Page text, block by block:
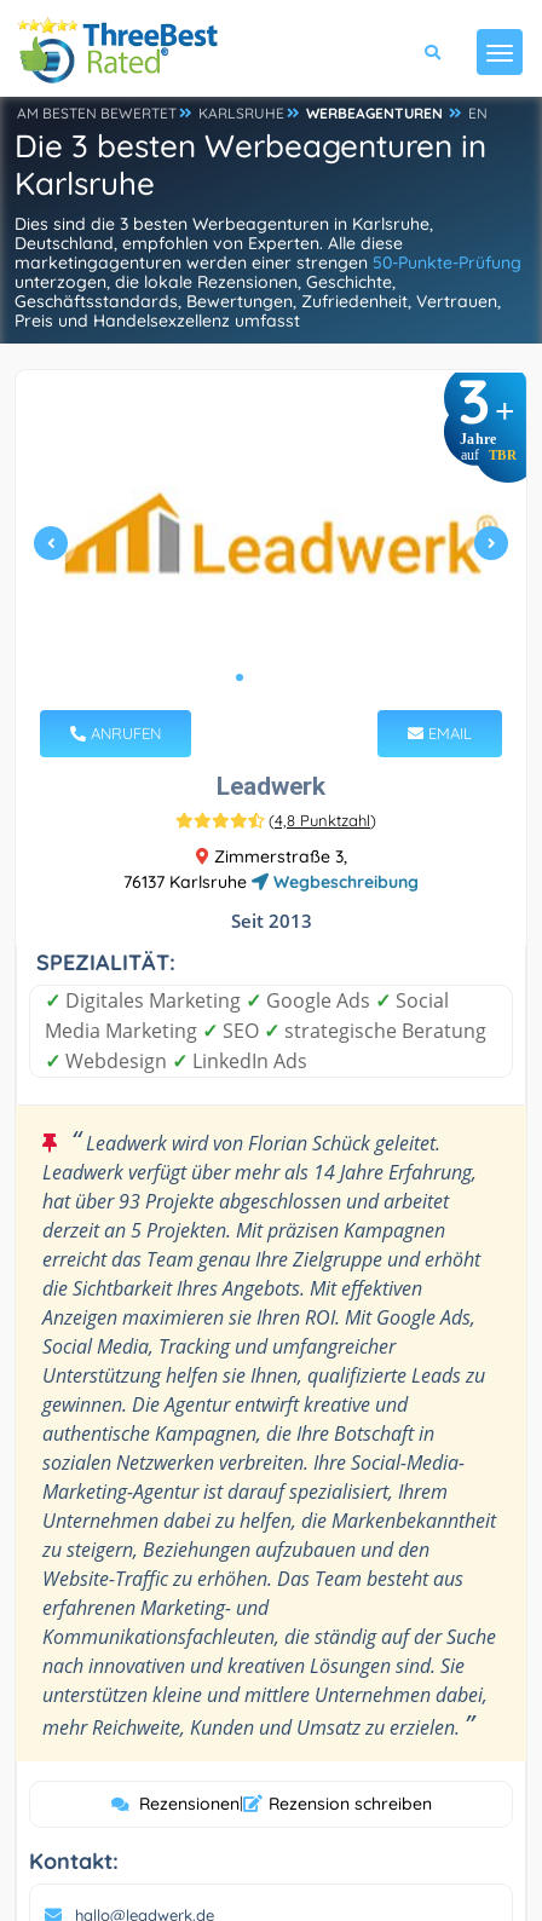
AM BESTEN BEWERTET KARLSRUHE WERBEAGENTUREN EN
Die 3 besten Werbeagenturen in
Karlsruhe
Dies sind die 3 besten Werbeagenturen in Karlsruhe,
Deutschland, empfohlen von Experten. Alle diese
marketingagenturen werden einer strengen 50-Punkte-Prüfung
unterzogen, die lokale Rezensionen, Geschichte,
Geschäftsstandards, Bewertungen, Zufriedenheit, Vertrauen,
Preis und Handelsexzellenz umfasst
3+
Jahre
auf TBR
ANRUFEN EMAIL
Leadwerk
(4,8 Punktzahl)
Zimmerstraße 3,
76137 Karlsruhe
Wegbeschreibung
Seit 2013
SPEZIALITÄT:
✓ Digitales Marketing ✓ Google Ads ✓ Social
Media Marketing ✓ SEO ✓ strategische Beratung
✓ Webdesign ✓ LinkedIn Ads
“Leadwerk wird von Florian Schück geleitet.
Leadwerk verfügt über mehr als 14 Jahre Erfahrung,
hat über 93 Projekte abgeschlossen und arbeitet
derzeit an 5 Projekten. Mit präzisen Kampagnen
erreicht das Team genau Ihre Zielgruppe und erhöht
die Sichtbarkeit Ihres Angebots. Mit effektiven
Anzeigen maximieren sie Ihren ROI. Mit Google Ads,
Social Media, Tracking und umfangreicher
Unterstützung helfen sie Ihnen, qualifizierte Leads zu
gewinnen. Die Agentur entwirft kreative und
authentische Kampagnen, die Ihre Botschaft in
sozialen Netzwerken verbreiten. Ihre Social-Media-
Marketing-Agentur ist darauf spezialisiert, Ihrem
Unternehmen dabei zu helfen, die Markenbekanntheit
zu steigern, Beziehungen aufzubauen und den
Website-Traffic zu erhöhen. Das Team besteht aus
erfahrenen Marketing- und
Kommunikationsfachleuten, die ständig auf der Suche
nach innovativen und kreativen Lösungen sind. Sie
unterstützen kleine und mittlere Unternehmen dabei,
mehr Reichweite, Kunden und Umsatz zu erzielen. ”
Rezensionen| Rezension schreiben
Kontakt:
hallo@leadwerk.de